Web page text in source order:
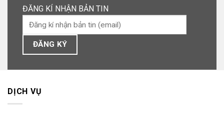
ĐĂNG KÍ NHẬN BẢN TIN
DỊCH VỤ